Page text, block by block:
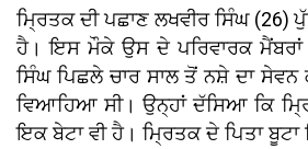
ਮ੍ਰਿਤਕ ਦੀ ਪਛਾਣ ਲਖਵੀਰ ਸਿੰਘ (26)
ਹੈ। ਇਸ ਮੌਕੇ ਉਸ ਦੇ ਪਰਿਵਾਰਕ
ਸਿੰਘ ਪਿਛਲੇ ਚਾਰ ਸਾਲ ਤੋਂ ਨਸ਼ੇ ਦਾ
ਵਿਆਹਿਆ ਸੀ। ਉਨ੍ਹਾਂ ਦੱਸਿਆ ਕਿ
ਇਕ ਬੇਟਾ ਵੀ ਹੈ। ਮ੍ਰਿਤਕ ਦੇ ਪਿਤਾ